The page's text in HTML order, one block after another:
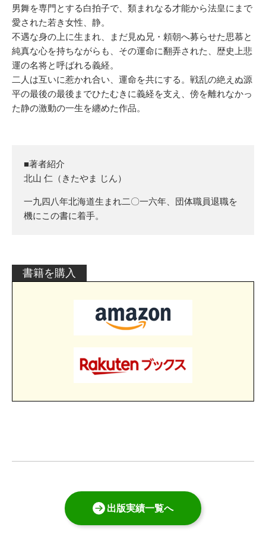
男舞を専門とする白拍子で、類まれなる才能から法皇にまで
愛された若き女性、静。
不遇な身の上に生まれ、まだ見ぬ兄・頼朝へ募らせた思慕と
純真な心を持ちながらも、その運命に翻弄された、歴史上悲
運の名将と呼ばれる義経。
二人は互いに惹かれ合い、運命を共にする。戦乱の絶えぬ源
平の最後の最後までひたむきに義経を支え、傍を離れなかっ
た静の激動の一生を纏めた作品。
■著者紹介
北山 仁（きたやま じん）
一九四八年北海道生まれ二〇一六年、団体職員退職を
機にこの書に着手。
書籍を購入
出版実績一覧へ